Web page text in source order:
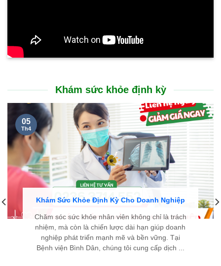
Khám sức khỏe định kỳ
Khám Sức Khỏe Định Kỳ Cho Doanh Nghiệp
Chăm sóc sức khỏe nhân viên không chỉ là trách
nhiệm, mà còn là chiến lược dài hạn giúp doanh
nghiệp phát triển mạnh mẽ và bền vững. Tại
Bệnh viện Bình Dân, chúng tôi cung cấp dịch ...
05
Th4